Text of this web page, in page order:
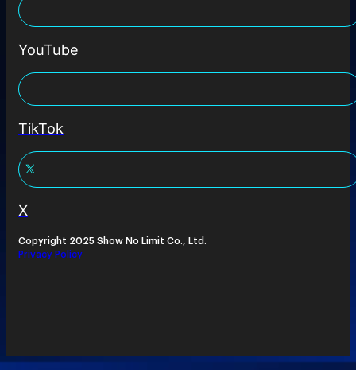
YouTube
TikTok
X
Copyright 2025 Show No Limit Co., Ltd.
Privacy Policy